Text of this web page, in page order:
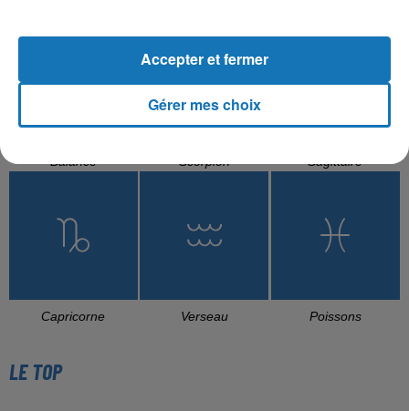
Balance Scorpion Sagittaire
Capricorne Verseau Poissons
LE TOP
Gérer mes choix
Accepter et fermer